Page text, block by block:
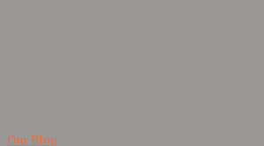
Our Blog